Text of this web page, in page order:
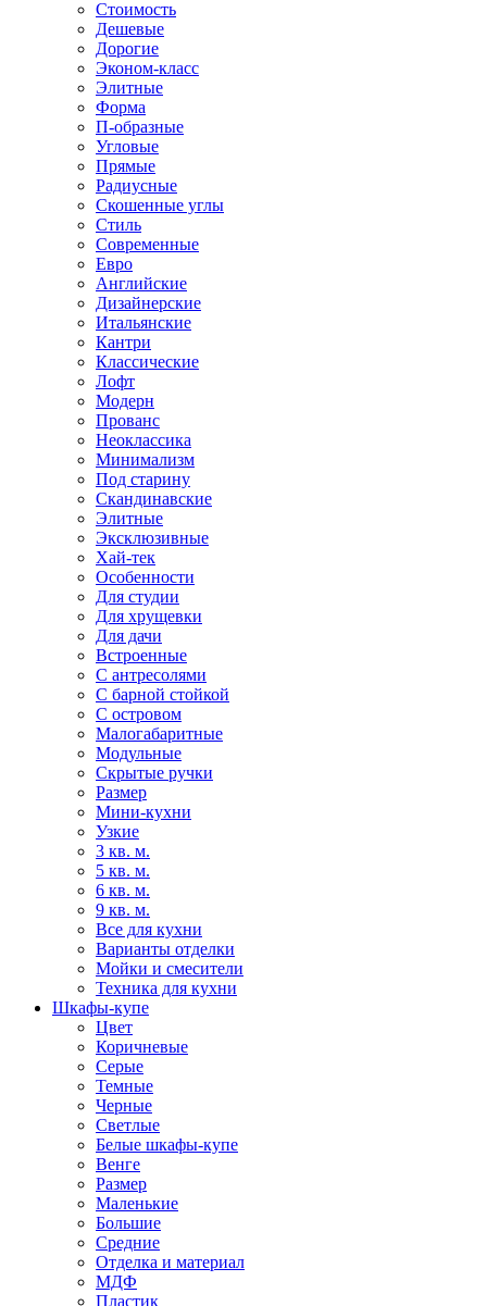
Стоимость
Дешевые
Дорогие
Эконом-класс
Элитные
Форма
П-образные
Угловые
Прямые
Радиусные
Скошенные углы
Стиль
Современные
Евро
Английские
Дизайнерские
Итальянские
Кантри
Классические
Лофт
Модерн
Прованс
Неоклассика
Минимализм
Под старину
Скандинавские
Элитные
Эксклюзивные
Хай-тек
Особенности
Для студии
Для хрущевки
Для дачи
Встроенные
С антресолями
С барной стойкой
С островом
Малогабаритные
Модульные
Скрытые ручки
Размер
Мини-кухни
Узкие
3 кв. м.
5 кв. м.
6 кв. м.
9 кв. м.
Все для кухни
Варианты отделки
Мойки и смесители
Техника для кухни
Шкафы-купе
Цвет
Коричневые
Серые
Темные
Черные
Светлые
Белые шкафы-купе
Венге
Размер
Маленькие
Большие
Средние
Отделка и материал
МДФ
Пластик